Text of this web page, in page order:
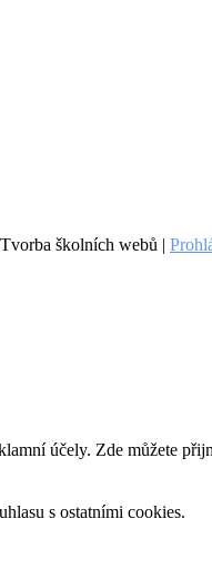
školních webů |
účely. Zde můžete
s ostatními cookies.